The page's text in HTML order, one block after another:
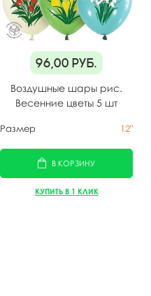
96,00 руб.
Воздушные шары рис.
Весенние цветы 5 шт
Размер 12"
В КОРЗИНУ
КУПИТЬ В 1 КЛИК